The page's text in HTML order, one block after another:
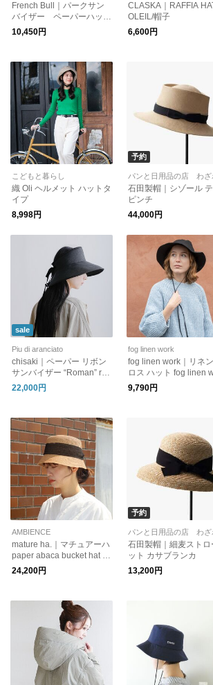
French Bull｜パークサン
バイザー ペーパーハット
日除け対策
10,450円
CLASKA｜RAFFIA
OLEIL/帽子
6,600円
こどもと暮らし
織 Oli ヘルメット ハットタ
イプ
8,998円
予約
パンと日用品の店 わざ
石田製帽｜シゾール
ピンチ
44,000円
sale
Piu di aranciato
chisaki｜ペーパー リボン
サンバイザー “Roman” ro
man
22,000円
fog linen work
fog linen work｜リネン
ロス ハット fog linen
フォグリネンワーク
9,790円
AMBIENCE
mature ha.｜マチュアーハ
paper abaca bucket hat ペ
ーパーアバカ バケットハ
ット 帽子
24,200円
予約
パンと日用品の店 わざ
石田製帽｜細麦ストロ
ット カサブランカ
13,200円